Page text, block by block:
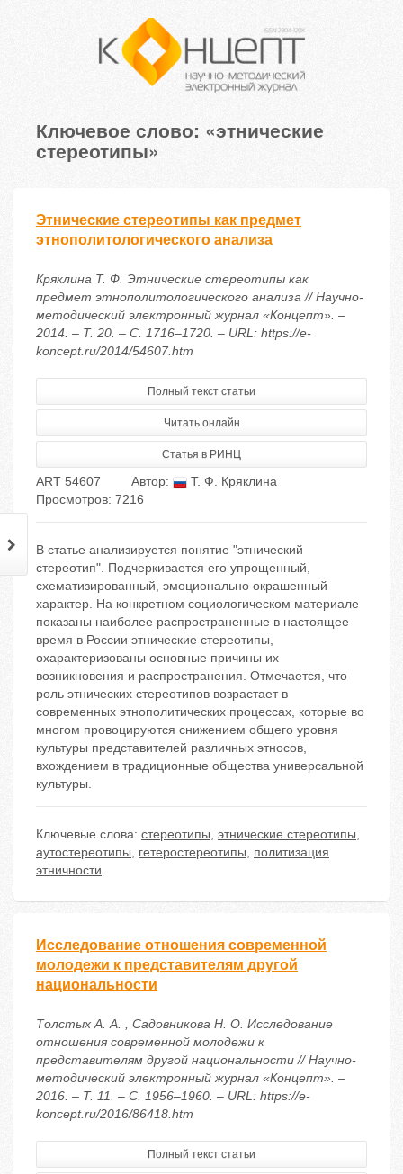
Ключевое слово: «этнические
стереотипы»
Этнические стереотипы как предмет
этнополитологического анализа
Кряклина Т. Ф. Этнические стереотипы как
предмет этнополитологического анализа // Научно-
методический электронный журнал «Концепт». –
2014. – Т. 20. – С. 1716–1720. – URL: https://e-
koncept.ru/2014/54607.htm
Полный текст статьи
Читать онлайн
Статья в РИНЦ
ART 54607 Автор:
Т. Ф. Кряклина
Просмотров: 7216
В статье анализируется понятие "этнический
стереотип". Подчеркивается его упрощенный,
схематизированный, эмоционально окрашенный
характер. На конкретном социологическом материале
показаны наиболее распространенные в настоящее
время в России этнические стереотипы,
охарактеризованы основные причины их
возникновения и распространения. Отмечается, что
роль этнических стереотипов возрастает в
современных этнополитических процессах, которые во
многом провоцируются снижением общего уровня
культуры представителей различных этносов,
вхождением в традиционные общества универсальной
культуры.
Ключевые слова: стереотипы, этнические стереотипы,
аутостереотипы, гетеростереотипы, политизация
этничности
Исследование отношения современной
молодежи к представителям другой
национальности
Толстых А. А. , Садовникова Н. О. Исследование
отношения современной молодежи к
представителям другой национальности // Научно-
методический электронный журнал «Концепт». –
2016. – Т. 11. – С. 1956–1960. – URL: https://e-
koncept.ru/2016/86418.htm
Полный текст статьи